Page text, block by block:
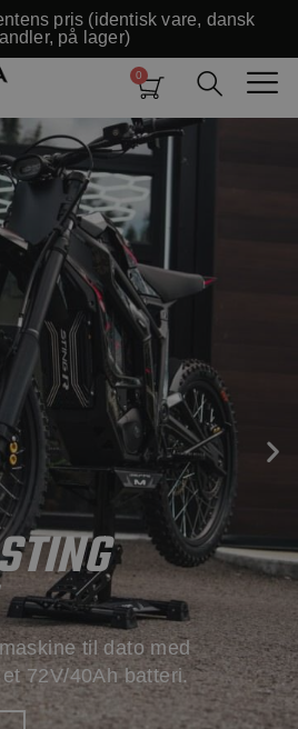
pris (identisk vare, dansk
på lager)
til dato med
72V/40Ah batteri.